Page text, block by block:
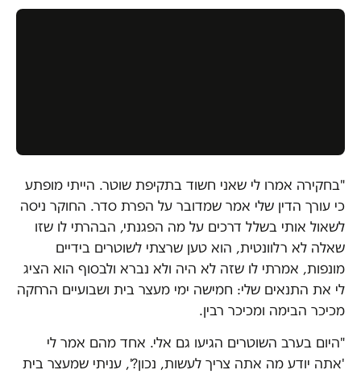
"בחקירה אמרו לי שאני חשוד בתקיפת שוטר. הייתי מופתע
כי עורך הדין שלי אמר שמדובר על הפרת סדר. החוקר ניסה
לשאול אותי בשלל דרכים על מה הפגנתי, הבהרתי לו שזו
שאלה לא רלוונטית, הוא טען שרצתי לשוטרים בידיים
מונפות, אמרתי לו שזה לא היה ולא נברא ולבסוף הוא הציג
לי את התנאים שלי: חמישה ימי מעצר בית ושבועיים הרחקה
מכיכר הבימה ומכיכר רבין.
"היום בערב השוטרים הגיעו גם אלי. אחד מהם אמר לי
'אתה יודע מה אתה צריך לעשות, נכון?', עניתי שמעצר בית